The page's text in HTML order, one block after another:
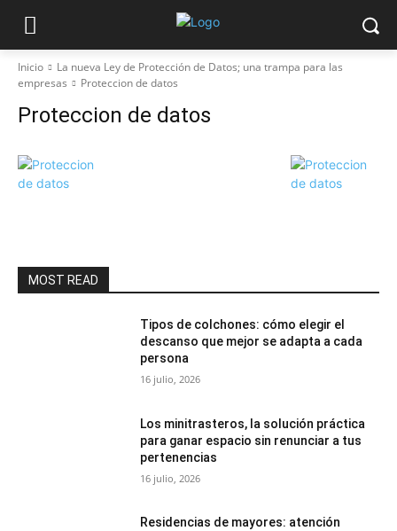
Inicio
La nueva Ley de Protección de Datos; una trampa para las
empresas
Proteccion de datos
Proteccion de datos
MOST READ
Tipos de colchones: cómo elegir el
descanso que mejor se adapta a cada
persona
16 julio, 2026
Los minitrasteros, la solución práctica
para ganar espacio sin renunciar a tus
pertenencias
16 julio, 2026
Residencias de mayores: atención